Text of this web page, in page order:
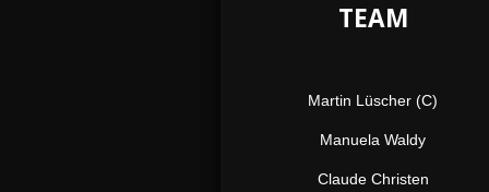
TEAM
Martin Lüscher (C)
Manuela Waldy
Claude Christen